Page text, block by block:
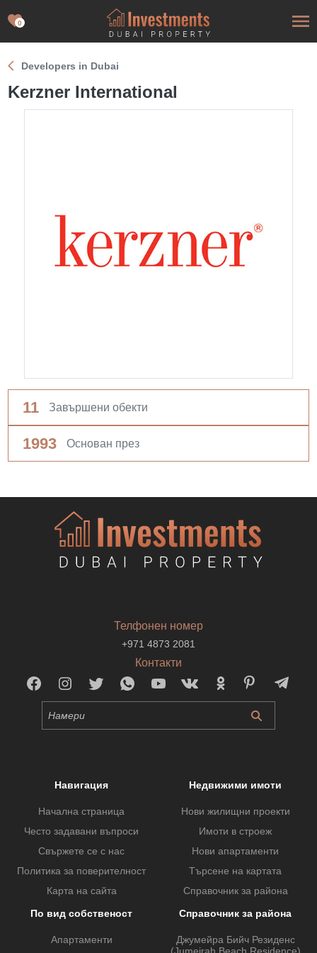
0
Developers in Dubai
Kerzner International
11 Завършени обекти
1993 Основан през
Телфонен номер
+971 4873 2081
Контакти
Навигация
Начална страница
Често задавани въпроси
Свържете се с нас
Политика за поверителност
Карта на сайта
Недвижими имоти
Нови жилищни проекти
Имоти в строеж
Нови апартаменти
Търсене на картата
Справочник за района
По вид собственост
Апартаменти
Справочник за района
Джумейра Бийч Резиденс